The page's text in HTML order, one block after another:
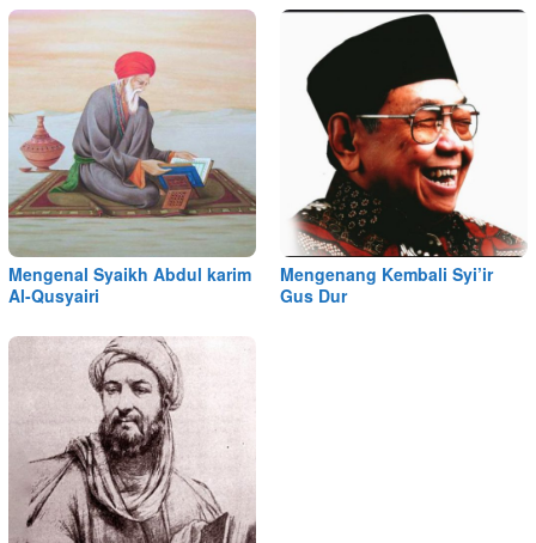
Mengenal Syaikh Abdul karim
Al-Qusyairi
Mengenang Kembali Syi’ir
Gus Dur